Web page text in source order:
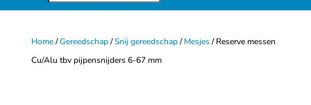
zoeken
Home/Gereedschap/Snij gereedschap/Mesjes/ Reserve messen
Cu/Alu tbv pijpensnijders 6-67 mm